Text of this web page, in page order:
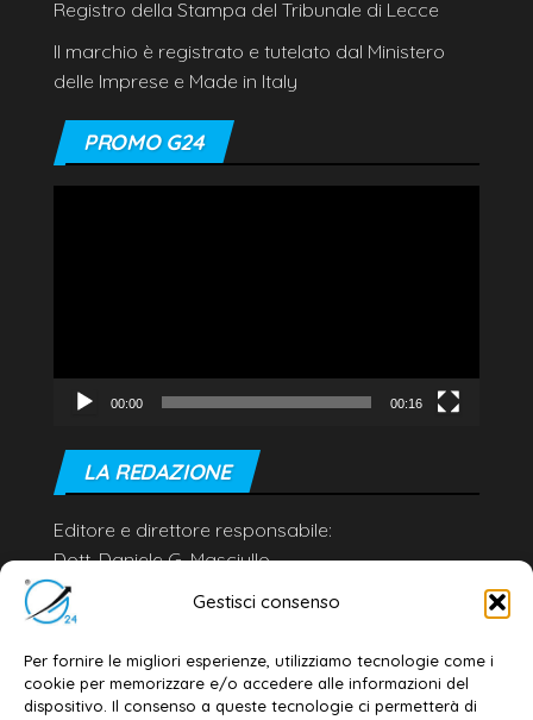
Gestisci consenso
Per fornire le migliori esperienze, utilizziamo tecnologie come i
cookie per memorizzare e/o accedere alle informazioni del
dispositivo. Il consenso a queste tecnologie ci permetterà di
Registro della Stampa del Tribunale di Lecce
Il marchio è registrato e tutelato dal Ministero
delle Imprese e Made in Italy
PROMO G24
00:00 00:16
LA REDAZIONE
Editore e direttore responsabile:
Dott. Daniele G. Masciullo
Email:
redazione@galatina24.it
Privacy policy–Cookie policy